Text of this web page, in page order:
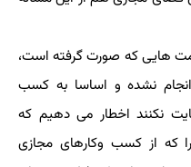
هایی که صورت گرفته است،
نشده و اساسا به کسب
نکنند اخطار می دهیم که
که از کسب وکارهای مجازی